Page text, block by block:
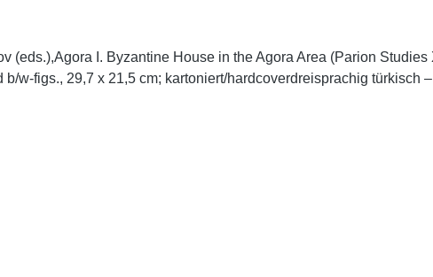
340
cm; kartoniert/hardcoverdreisprachig türkisch – englisch – russischtrilingual turkish – english